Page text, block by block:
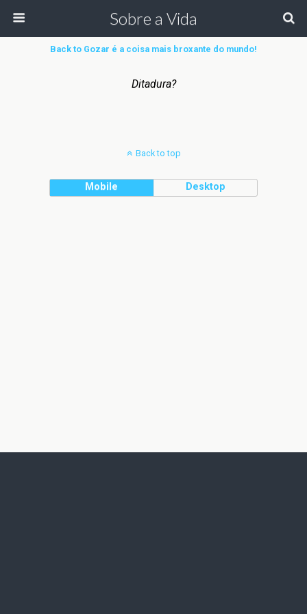
Sobre a Vida
Back to Gozar é a coisa mais broxante do mundo!
Ditadura?
Back to top
Mobile Desktop